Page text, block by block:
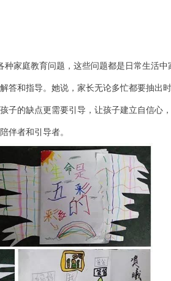
家庭教育问题，这些问题都是日常生活中
答和指导。她说，家长无论多忙都要抽出
子的缺点更需要引导，让孩子建立自信心
伴者和引导者。